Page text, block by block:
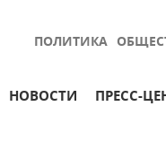
ПОЛИТИКА
НОВОСТИ ПРЕСС-